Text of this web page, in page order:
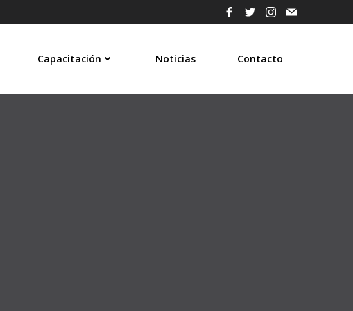
Capacitación Noticias Contacto